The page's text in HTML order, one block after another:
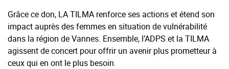
Grâce ce don, LA TILMA renforce ses actions et étend son
impact auprès des femmes en situation de vulnérabilité
dans la région de Vannes. Ensemble, l’ADPS et la TILMA
agissent de concert pour offrir un avenir plus prometteur à
ceux qui en ont le plus besoin.